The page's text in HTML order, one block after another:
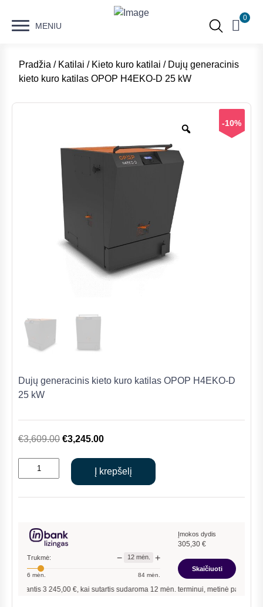
MENIU
0
Pradžia / Katilai / Kieto kuro katilai / Dujų generacinis
kieto kuro katilas OPOP H4EKO-D 25 kW
-10%
Dujų generacinis kieto kuro katilas OPOP H4EKO-D
25 kW
€3,609.00 Original
was:
€3,609.00.
€3,245.00Current
produkto
kiekis:
kuro
katilas
OPOP
H4EKO-
Į krepšelį
Trukmė: − 12mėn. +
6 mėn. 84 mėn.
Įmokos dydis
305,30 €
Skaičiuoti
3 245,00€, kai sutartis sudaroma12mėn. terminui, metinė palūkanų norma